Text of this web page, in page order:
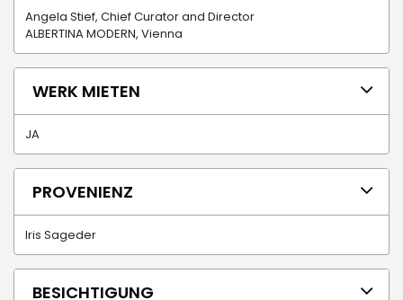
Angela Stief, Chief Curator and Director
ALBERTINA MODERN, Vienna
WERK MIETEN
JA
PROVENIENZ
Iris Sageder
BESICHTIGUNG